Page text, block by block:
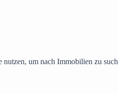
nutzen, um nach Immobilien zu